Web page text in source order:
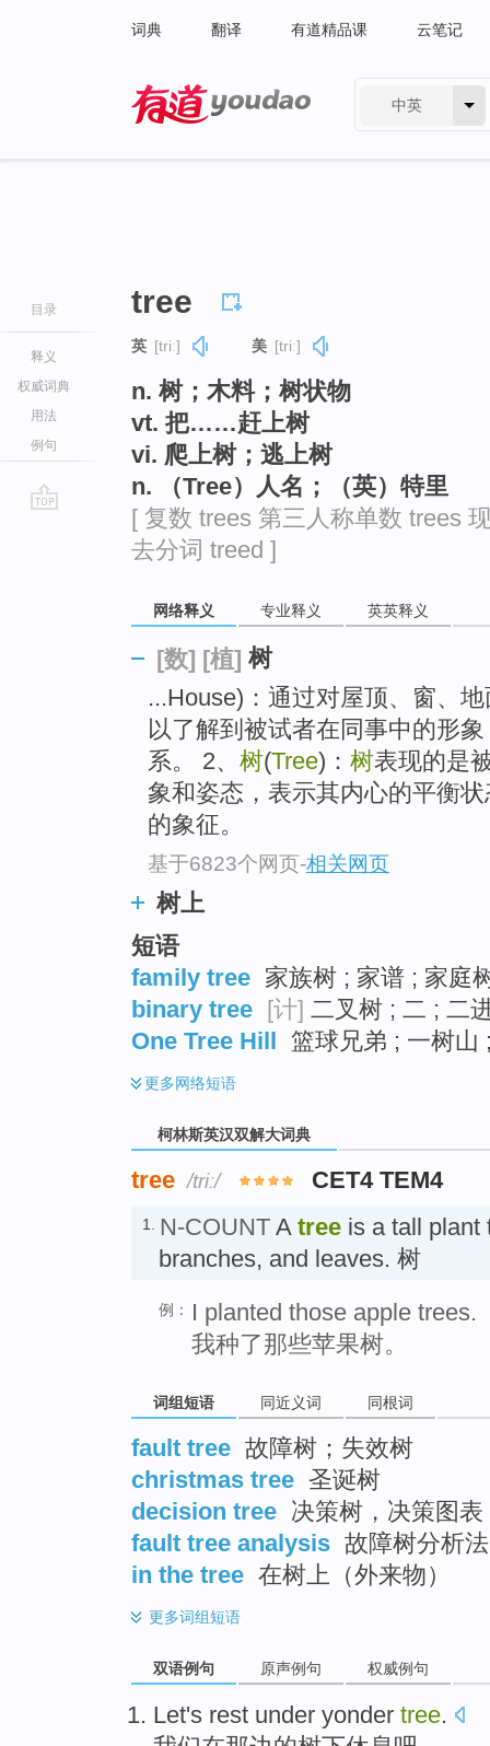
词典 翻译 有道精品课 云笔记
中英
目录
释义
权威词典
用法
例句
tree
英 [triː] 美 [triː]
n. 树；木料；树状物
vt. 把……赶上树
vi. 爬上树；逃上树
n. （Tree）人名；（英）特里
[ 复数 trees 第三人称单数 trees
去分词 treed ]
网络释义 专业释义 英英释义
[数] [植] 树
...House)：通过对屋顶、窗、
以了解到被试者在同事中的形
系。 2、 树(Tree)： 树表现的是
象和姿态，表示其内心的平衡
的象征。
基于6823个网页-相关网页
树上
短语
family tree 家族树 ; 家谱 ; 家庭
binary tree [计] 二叉树 ; 二 ; 二
One Tree Hill 篮球兄弟 ; 一树山
更多网络短语
柯林斯英汉双解大词典
tree /triː/ CET4 TEM4
1. N-COUNT A tree is a tall plant
branches, and leaves. 树
例：
I planted those apple trees.
我种了那些苹果树。
词组短语 同近义词 同根词
fault tree 故障树；失效树
christmas tree 圣诞树
decision tree 决策树，决策图表
fault tree analysis 故障树分析法
in the tree 在树上（外来物）
更多词组短语
双语例句 原声例句 权威例句
Let's rest under yonder tree.